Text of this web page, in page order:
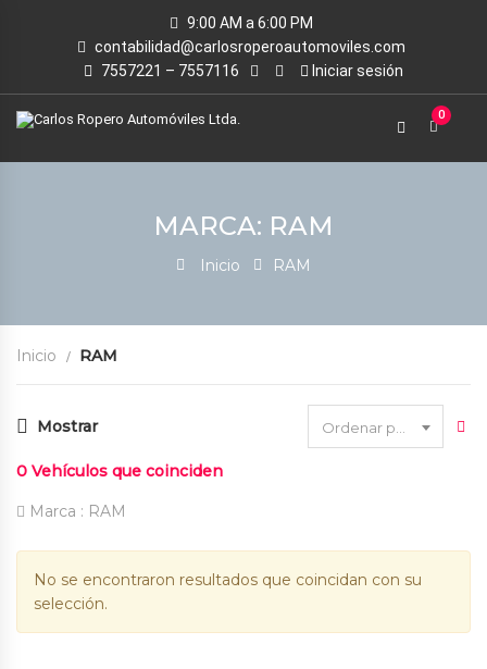
9:00 AM a 6:00 PM
contabilidad@carlosroperoautomoviles.com
7557221 – 7557116
Iniciar sesión
0
MARCA: RAM
Inicio RAM
Inicio RAM
Mostrar
0 Vehículos que coinciden
Marca : RAM
No se encontraron resultados que coincidan con su
selección.